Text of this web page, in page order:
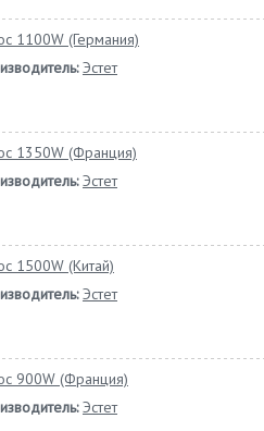
1100W (Германия)
Эстет
1350W (Франция)
Эстет
1500W (Китай)
Эстет
900W (Франция)
Эстет